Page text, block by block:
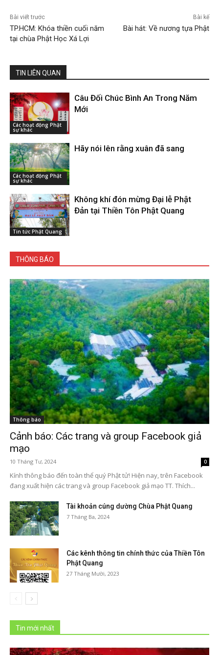
Bài viết trước
TP.HCM: Khóa thiền cuối năm
tại chùa Phật Học Xá Lợi
Bài kế
Bài hát: Về nương tựa Phật
TIN LIÊN QUAN
Các hoạt động Phật
sự khác
Câu Đối Chúc Bình An Trong Năm
Mới
Các hoạt động Phật
sự khác
Hãy nói lên rằng xuân đã sang
Tin tức Phật Quang
Không khí đón mừng Đại lễ Phật
Đản tại Thiền Tôn Phật Quang
THÔNG BÁO
Thông báo
Cảnh báo: Các trang và group Facebook giả
mạo
10 Tháng Tư, 2024 0
Kính thông báo đến toàn thể quý Phật tử! Hiện nay, trên Facebook
đang xuất hiện các trang và group Facebook giả mạo TT. Thích...
Tài khoản cúng dường Chùa Phật Quang
7 Tháng Ba, 2024
Các kênh thông tin chính thức của Thiền Tôn
Phật Quang
27 Tháng Mười, 2023
Tin mới nhất